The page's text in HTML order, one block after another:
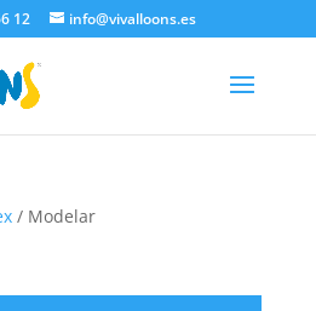
12 info@vivalloons.es
/ Modelar